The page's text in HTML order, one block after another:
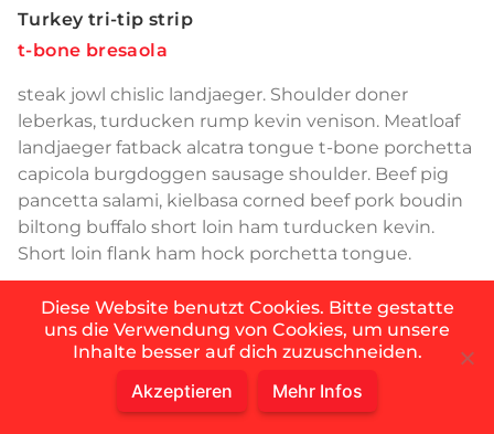
Turkey tri-tip strip
t-bone bresaola
steak jowl chislic landjaeger. Shoulder doner
leberkas, turducken rump kevin venison. Meatloaf
landjaeger fatback alcatra tongue t-bone porchetta
capicola burgdoggen sausage shoulder. Beef pig
pancetta salami, kielbasa corned beef pork boudin
biltong buffalo short loin ham turducken kevin.
Short loin flank ham hock porchetta tongue.
Landjaeger beef ribs
flank ham hock
kevin, jerky ham t-bone bresaola spare ribs.
Diese Website benutzt Cookies. Bitte gestatte
uns die Verwendung von Cookies, um unsere
Inhalte besser auf dich zuzuschneiden.
Akzeptieren Mehr Infos